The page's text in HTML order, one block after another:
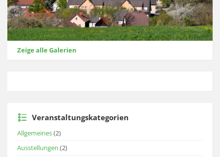
Zeige alle Galerien
Veranstaltungskategorien
Allgemeines(2)
Ausstellungen (2)